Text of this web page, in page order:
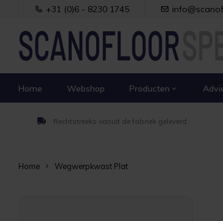
+31 (0)6 - 8230 1745
Home Webshop Producten
Rechtstreeks vanuit de fabriek geleverd
Home Wegwerpkwast Plat